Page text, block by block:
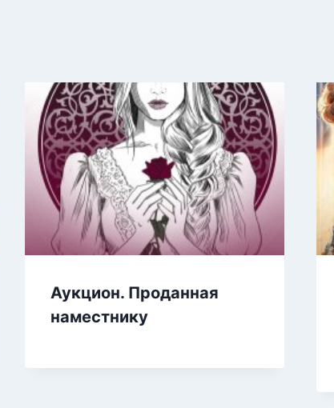
Аукцион. Проданная
наместнику